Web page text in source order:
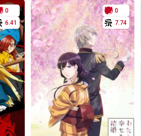
0
6.41
0
7.74